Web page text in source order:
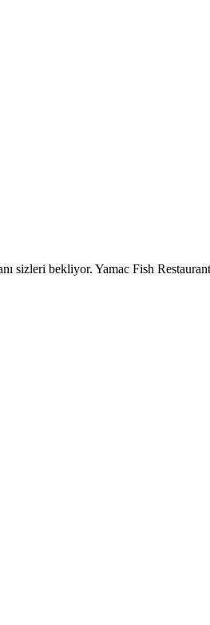
sizleri bekliyor. Yamac Fish